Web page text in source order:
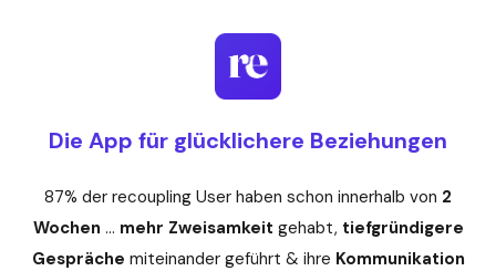
Die App für glücklichere Beziehungen
87% der recoupling User haben schon innerhalb von 2
Wochen … mehr Zweisamkeit gehabt, tiefgründigere
Gespräche miteinander geführt & ihre Kommunikation